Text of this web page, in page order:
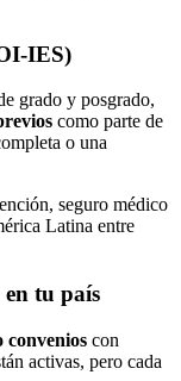
IES)
grado y posgrado,
como parte de
o una
seguro médico
Latina entre
tu país
convenios con
activas, pero cada